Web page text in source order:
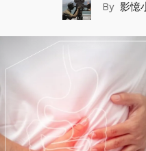
影憶